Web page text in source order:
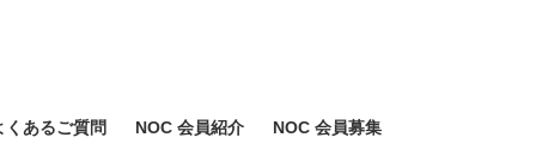
くあるご質問 NOC 会員紹介 NOC 会員募集